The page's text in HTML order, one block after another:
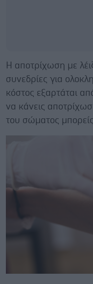
Η αποτρίχωση με
συνεδρίες για
κόστος εξαρτάται
να κάνεις
του σώματος